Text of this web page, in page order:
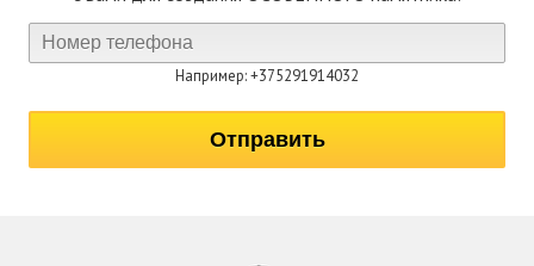
Например: +375291914032